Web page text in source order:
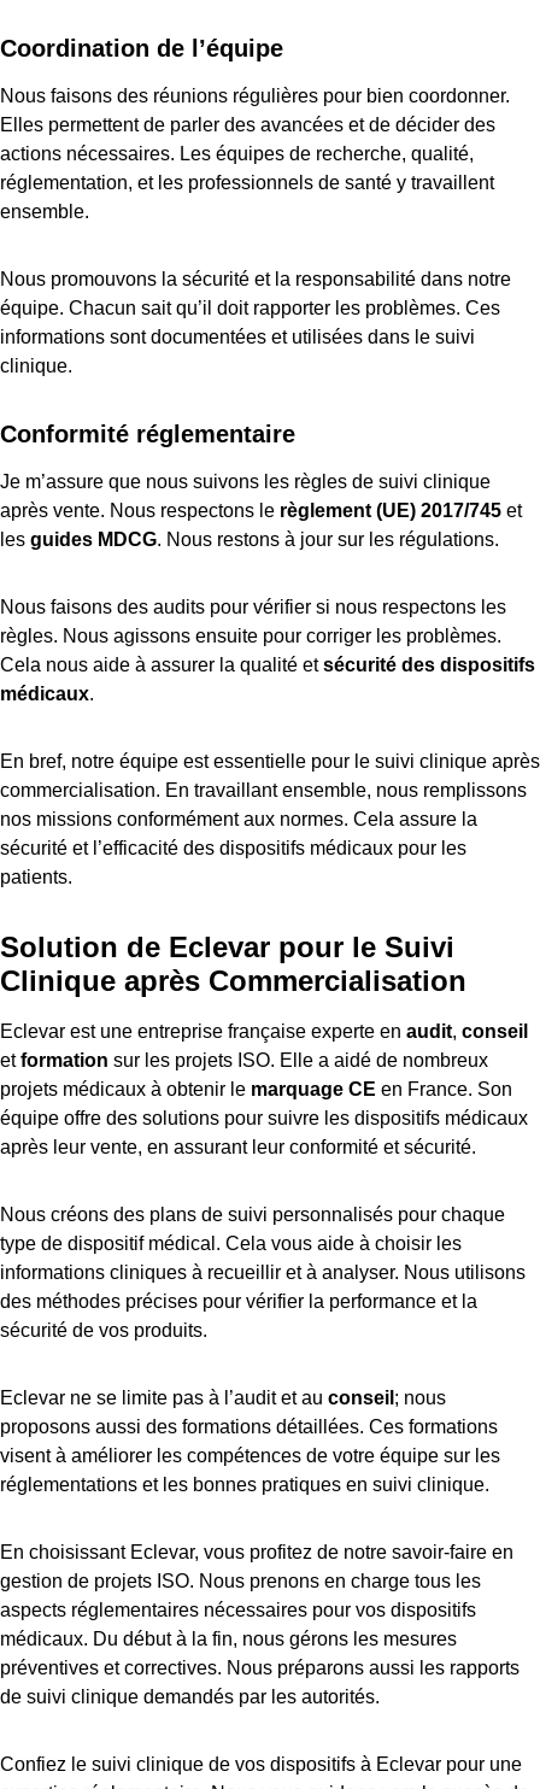
Coordination de l’équipe
Nous faisons des réunions régulières pour bien coordonner.
Elles permettent de parler des avancées et de décider des
actions nécessaires. Les équipes de recherche, qualité,
réglementation, et les professionnels de santé y travaillent
ensemble.
Nous promouvons la sécurité et la responsabilité dans notre
équipe. Chacun sait qu’il doit rapporter les problèmes. Ces
informations sont documentées et utilisées dans le suivi
clinique.
Conformité réglementaire
Je m’assure que nous suivons les règles de suivi clinique
après vente. Nous respectons le règlement (UE) 2017/745 et
les guides MDCG. Nous restons à jour sur les régulations.
Nous faisons des audits pour vérifier si nous respectons les
règles. Nous agissons ensuite pour corriger les problèmes.
Cela nous aide à assurer la qualité etsécurité des dispositifs
médicaux.
En bref, notre équipe est essentielle pour le suivi clinique après
commercialisation. En travaillant ensemble, nous remplissons
nos missions conformément aux normes. Cela assure la
sécurité et l’efficacité des dispositifs médicaux pour les
patients.
Solution de Eclevar pour le Suivi
Clinique après Commercialisation
Eclevar est une entreprise française experte en audit, conseil
etformation sur les projets ISO. Elle a aidé de nombreux
projets médicaux à obtenir le marquage CE en France. Son
équipe offre des solutions pour suivre les dispositifs médicaux
après leur vente, en assurant leur conformité et sécurité.
Nous créons des plans de suivi personnalisés pour chaque
type de dispositif médical. Cela vous aide à choisir les
informations cliniques à recueillir et à analyser. Nous utilisons
des méthodes précises pour vérifier la performance et la
sécurité de vos produits.
Eclevar ne se limite pas à l’audit et au conseil ; nous
proposons aussi des formations détaillées. Ces formations
visent à améliorer les compétences de votre équipe sur les
réglementations et les bonnes pratiques en suivi clinique.
En choisissant Eclevar, vous profitez de notre savoir-faire en
gestion de projets ISO. Nous prenons en charge tous les
aspects réglementaires nécessaires pour vos dispositifs
médicaux. Du début à la fin, nous gérons les mesures
préventives et correctives. Nous préparons aussi les rapports
de suivi clinique demandés par les autorités.
Confiez le suivi clinique de vos dispositifs à Eclevar pour une